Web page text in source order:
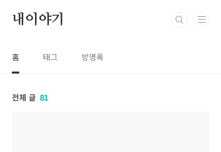
내이야기
홈 태그 방명록
전체 글 81